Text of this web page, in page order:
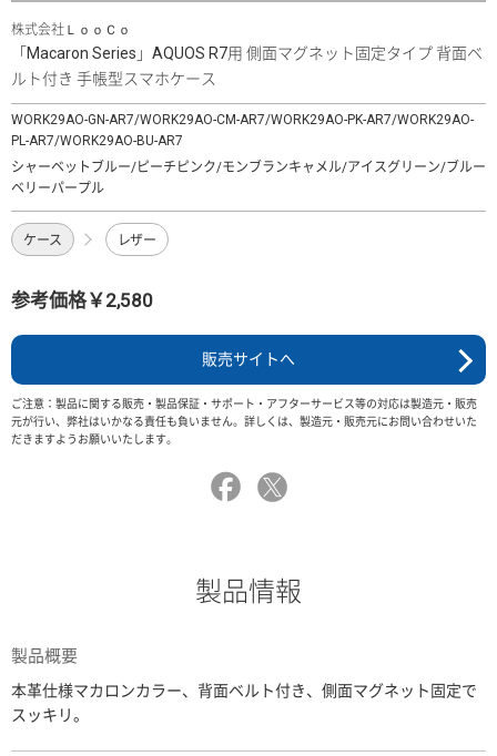
株式会社ＬｏｏＣｏ
「Macaron Series」AQUOS R7用 側面マグネット固定タイプ 背面ベ
ルト付き 手帳型スマホケース
WORK29AO-GN-AR7/WORK29AO-CM-AR7/WORK29AO-PK-AR7/WORK29AO-
PL-AR7/WORK29AO-BU-AR7
シャーベットブルー/ピーチピンク/モンブランキャメル/アイスグリーン/ブルー
ベリーパープル
ケース レザー
参考価格￥2,580
販売サイトへ
ご注意：製品に関する販売・製品保証・サポート・アフターサービス等の対応は製造元・販売
元が行い、弊社はいかなる責任も負いません。詳しくは、製造元・販売元にお問い合わせいた
だきますようお願いいたします。
製品情報
製品概要
本革仕様マカロンカラー、背面ベルト付き、側面マグネット固定で
スッキリ。